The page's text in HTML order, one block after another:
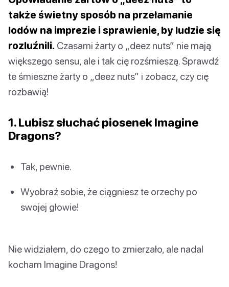
także świetny sposób na przełamanie
lodów na imprezie i sprawienie, by ludzie się
rozluźnili. Czasami żarty o „deez nuts” nie mają
większego sensu, ale i tak cię rozśmieszą. Sprawdź
te śmieszne żarty o „deez nuts” i zobacz, czy cię
rozbawią!
1. Lubisz słuchać piosenek Imagine
Dragons?
Tak, pewnie.
Wyobraź sobie, że ciągniesz te orzechy po
swojej głowie!
Nie widziałem, do czego to zmierzało, ale nadal
kocham Imagine Dragons!